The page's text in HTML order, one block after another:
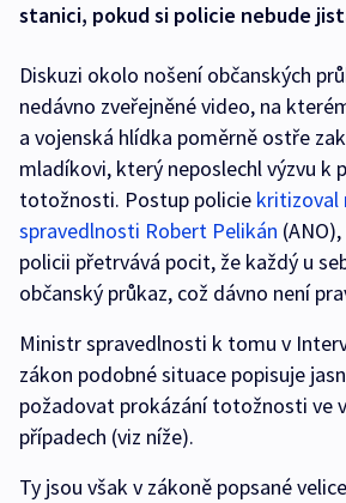
stanici, pokud si policie nebude
Diskuzi okolo nošení občanských
nedávno zveřejněné video, na
a vojenská hlídka poměrně ostře
mladíkovi, který neposlechl výzvu k
totožnosti. Postup policie kritizoval
spravedlnosti Robert Pelikán
policii přetrvává pocit, že každý u
občanský průkaz, což dávno není
Ministr spravedlnosti k tomu v
zákon podobné situace popisuje
požadovat prokázání totožnosti ve
případech (viz níže).
Ty jsou však v zákoně popsané